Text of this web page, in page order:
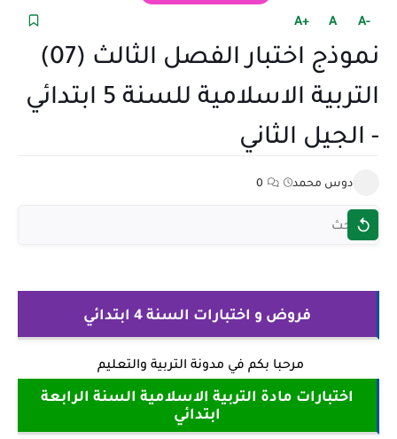
+A A -A
نموذج اختبار الفصل الثالث (07)
التربية الاسلامية للسنة 5 ابتدائي
- الجيل الثاني
دوس محمد 0
فروض و اختبارات السنة 4 ابتدائي
مرحبا بكم في مدونة التربية والتعليم
اختبارات مادة التربية الاسلامية السنة الرابعة
ابتدائي